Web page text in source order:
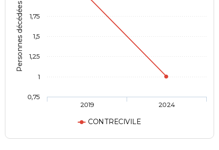
Personnes décédées
CONTRECIVILE
2019 2024
0,75
1
1,25
1,5
1,75